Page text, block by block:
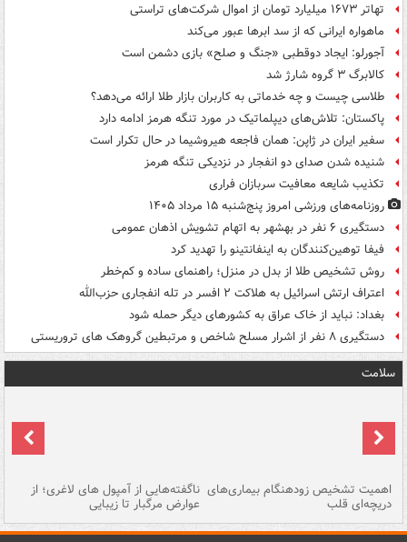
تهاتر ۱۶۷۳ میلیارد تومان از اموال شرکت‌های تراستی
ماهواره ایرانی که از سد ابرها عبور می‌کند
آجورلو: ایجاد دوقطبی «جنگ و صلح‌» بازی دشمن است
کالابرگ ۳ گروه شارژ شد
طلاسی چیست و چه خدماتی به کاربران بازار طلا ارائه می‌دهد؟
پاکستان: تلاش‌های دیپلماتیک در مورد تنگه هرمز ادامه دارد
سفیر ایران در ژاپن: همان فاجعه هیروشیما در حال تکرار است
شنیده شدن صدای دو انفجار در نزدیکی تنگه هرمز
تکذیب شایعه معافیت سربازان فراری
روزنامه‌های ورزشی امروز پنج‌شنبه ۱۵ مرداد ۱۴۰۵
دستگیری ۶ نفر در بهشهر به اتهام تشویش اذهان عمومی
فیفا توهین‌کنندگان به اینفانتینو را تهدید کرد
روش تشخیص طلا از بدل در منزل؛ راهنمای ساده و کم‌خطر
اعتراف ارتش اسرائیل به هلاکت ۲ افسر در تله انفجاری حزب‌الله
بغداد: نباید از خاک عراق به کشورهای دیگر حمله شود
دستگیری ۸ نفر از اشرار مسلح شاخص و مرتبطین گروهک های تروریستی
سلامت
اهمیت تشخیص زودهنگام بیماری‌های
دریچه‌ای قلب
ناگفته‌هایی از آمپول های لاغری؛ از
عوارض مرگبار تا زیبایی